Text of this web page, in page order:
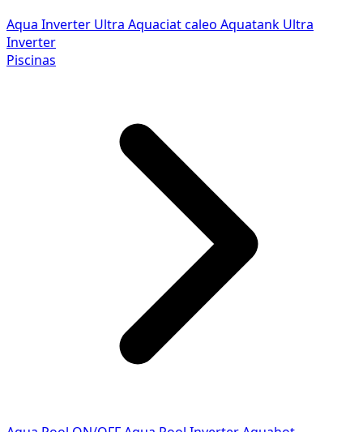
Aqua Inverter Ultra Aquaciat caleo Aquatank Ultra
Inverter
Piscinas